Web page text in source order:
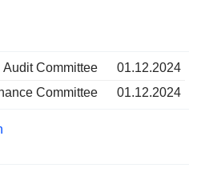
Audit Committee
01.12.2024
Committee
01.12.2024